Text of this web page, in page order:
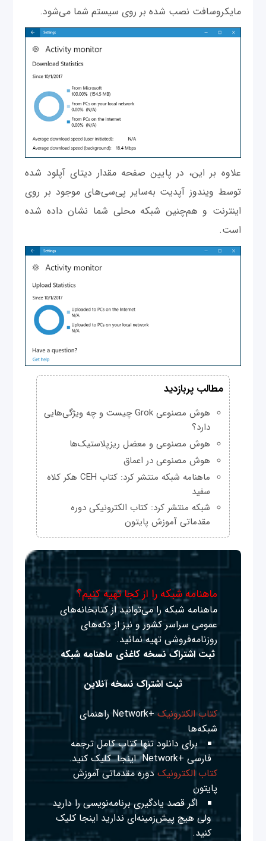
مایکروسافت نصب شده بر روی سیستم شما می‌شود.
علاوه بر این، در پایین صفحه مقدار دیتای آپلود شده
توسط ویندوز آپدیت به‌سایر پی‌سی‌های موجود بر روی
اینترنت و هم‌چنین شبکه محلی شما نشان داده شده
است.
مطالب پربازدید
هوش مصنوعی Grok چیست و چه ویژگی‌هایی
دارد؟
هوش مصنوعی و معضل ریزپلاستیک‌ها
هوش مصنوعی در اعماق
ماهنامه شبکه منتشر کرد: کتاب CEH هکر کلاه
سفید
شبکه منتشر کرد: کتاب الکترونیکی دوره
مقدماتی آموزش پایتون
ماهنامه شبکه را از کجا تهیه کنیم؟
ماهنامه شبکه را می‌توانید از کتابخانه‌های
عمومی سراسر کشور و نیز از دکه‌های
روزنامه‌فروشی تهیه نمائید.
ثبت اشتراک نسخه کاغذی ماهنامه شبکه
ثبت اشتراک نسخه آنلاین
کتاب الکترونیک
+Network راهنمای
شبکه‌ها
برای دانلود تنها کتاب کامل ترجمه
فارسی +Network
اینجا کلیک کنید.
کتاب الکترونیک دوره مقدماتی آموزش
پایتون
اگر قصد یادگیری برنامه‌نویسی را دارید
ولی هیچ پیش‌زمینه‌ای نداریداینجا کلیک
کنید.